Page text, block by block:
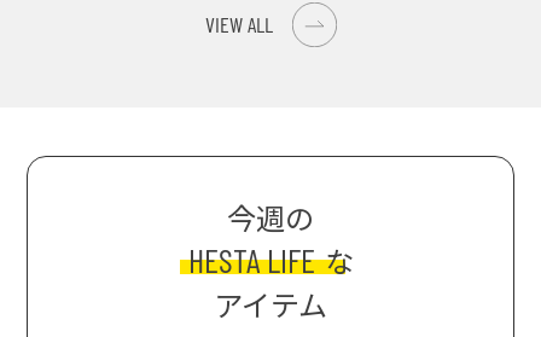
VIEW ALL
今週の
HESTA LIFE な
アイテム